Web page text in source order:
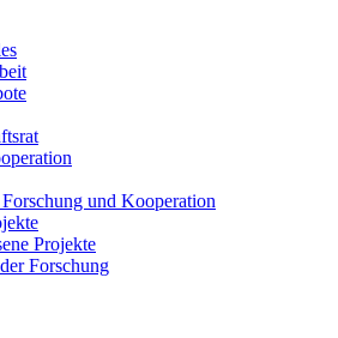
und Kooperation
Projekte
Forschung